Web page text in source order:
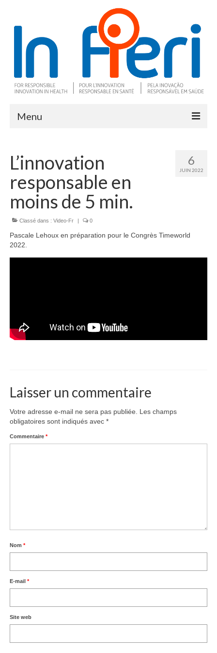
Menu
Ce qu’est l’IRS
Deux outils clés
Programme de recherche
Équipe
Publications
6
JUIN 2022
L’innovation
responsable en
moins de 5 min.
Classé dans : Video-Fr | 0
Pascale Lehoux en préparation pour le Congrès Timeworld
2022.
Laisser un commentaire
Votre adresse e-mail ne sera pas publiée.
Les champs
obligatoires sont indiqués avec *
Commentaire *
Nom *
E-mail *
Site web